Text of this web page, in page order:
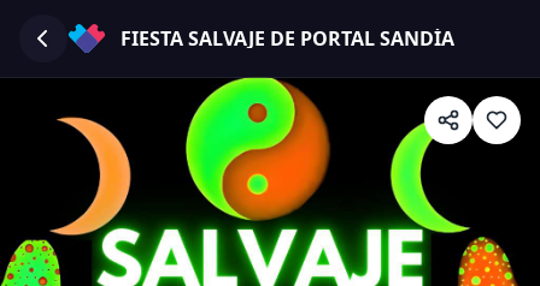
FIESTA SALVAJE DE PORTAL SANDÍA